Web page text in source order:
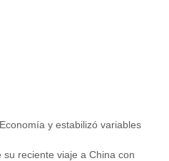
su reciente viaje a China con